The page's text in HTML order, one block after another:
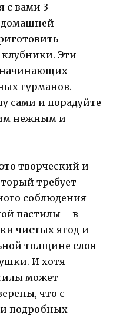
с вами 3
Эти
начинающих
гурманов.
сами и порадуйте
нежным и
творческий и
требует
соблюдения
пастилы – в
чистых ягод и
толщине слоя
И хотя
может
что с
подробных